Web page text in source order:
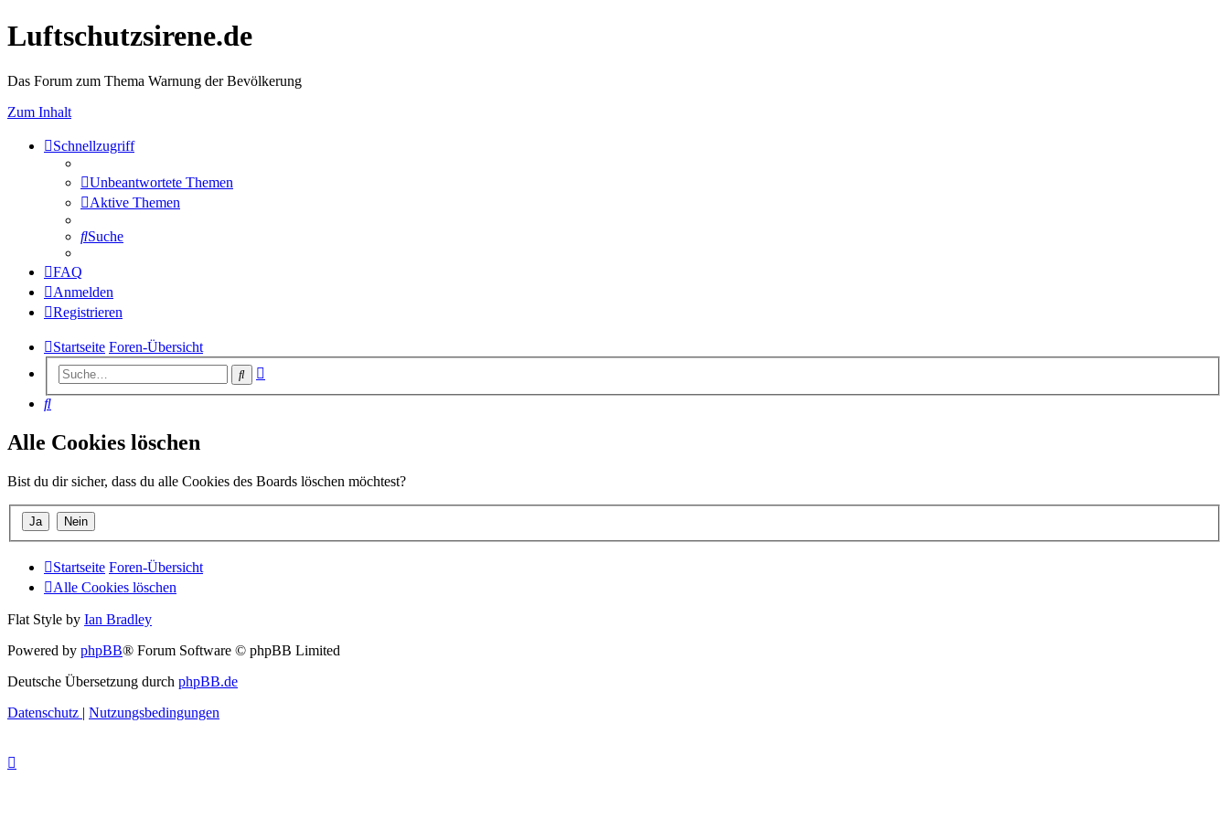
Luftschutzsirene.de
Das Forum zum Thema Warnung der Bevölkerung
Zum Inhalt
Schnellzugriff
Unbeantwortete Themen
Aktive Themen
Suche
FAQ
Anmelden
Registrieren
Startseite Foren-Übersicht
Suche
Suche
Alle Cookies löschen
Bist du dir sicher, dass du alle Cookies des Boards löschen möchtest?
Startseite Foren-Übersicht
Alle Cookies löschen
Flat Style by Ian Bradley
Powered by phpBB® Forum Software © phpBB Limited
Deutsche Übersetzung durch phpBB.de
Datenschutz | Nutzungsbedingungen